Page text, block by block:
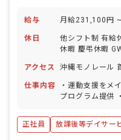
給与 月給231,100円
休日
他シフト制 有給
休暇 慶弔休暇
産後休暇 ※年間
アクセス 沖縄モノレール
仕事内容
・運動支援をメ
プログラム提供
作業 ・環境整備
たプロジェクトへの参画 （
正社員 放課後等デイサー